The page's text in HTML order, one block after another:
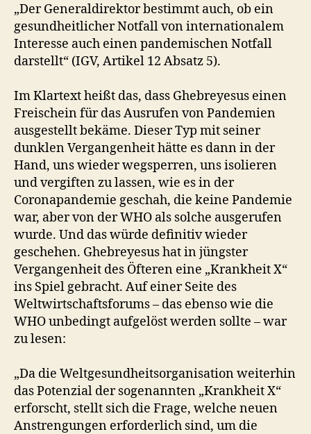
„Der Generaldirektor bestimmt auch, ob ein
gesundheitlicher Notfall von internationalem
Interesse auch einen pandemischen Notfall
darstellt“ (IGV, Artikel 12 Absatz 5).
Im Klartext heißt das, dass Ghebreyesus einen
Freischein für das Ausrufen von Pandemien
ausgestellt bekäme. Dieser Typ mit seiner
dunklen Vergangenheit hätte es dann in der
Hand, uns wieder wegsperren, uns isolieren
und vergiften zu lassen, wie es in der
Coronapandemie geschah, die keine Pandemie
war, aber von der WHO als solche ausgerufen
wurde. Und das würde definitiv wieder
geschehen. Ghebreyesus hat in jüngster
Vergangenheit des Öfteren eine „Krankheit X“
ins Spiel gebracht. Auf einer Seite des
Weltwirtschaftsforums – das ebenso wie die
WHO unbedingt aufgelöst werden sollte – war
zu lesen:
„Da die Weltgesundheitsorganisation weiterhin
das Potenzial der sogenannten „Krankheit X“
erforscht, stellt sich die Frage, welche neuen
Anstrengungen erforderlich sind, um die